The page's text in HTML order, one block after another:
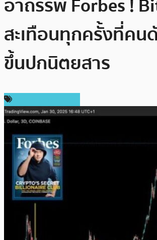
สะเทือนทุกครั้งที่คน
ขึ้นปกนิตยสาร